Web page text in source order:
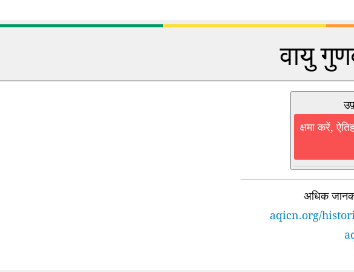
वायु
क्षमा करें,
अधिक
aqicn.org/